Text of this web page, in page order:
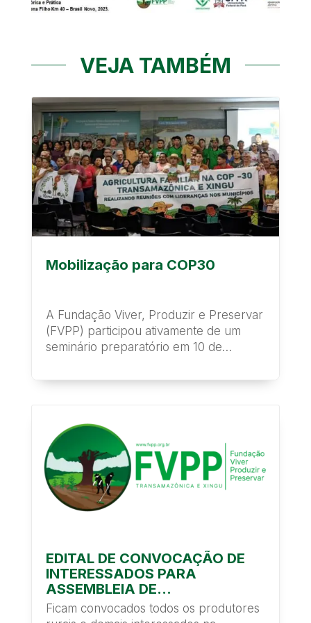
VEJA TAMBÉM
Mobilização para COP30
A Fundação Viver, Produzir e Preservar
(FVPP) participou ativamente de um
seminário preparatório em 10 de
EDITAL DE CONVOCAÇÃO DE
INTERESSADOS PARA
ASSEMBLEIA DE
CONSTITUIÇÃO DE
COOPERATIVA DE
Ficam convocados todos os produtores